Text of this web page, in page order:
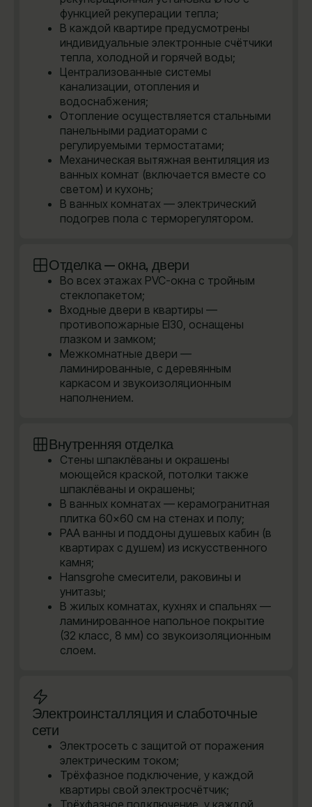
функцией рекуперации тепла;
В каждой квартире предусмотрены
индивидуальные электронные счётчики
тепла, холодной и горячей воды;
Централизованные системы
канализации, отопления и
водоснабжения;
Отопление осуществляется стальными
панельными радиаторами с
регулируемыми термостатами;
Механическая вытяжная вентиляция из
ванных комнат (включается вместе со
светом) и кухонь;
В ванных комнатах — электрический
подогрев пола с терморегулятором.
Отделка — окна, двери
Во всех этажах PVC-окна с тройным
стеклопакетом;
Входные двери в квартиры —
противопожарные EI30, оснащены
глазком и замком;
Межкомнатные двери —
ламинированные, с деревянным
каркасом и звукоизоляционным
наполнением.
Внутренняя отделка
Стены шпаклёваны и окрашены
моющейся краской, потолки также
шпаклёваны и окрашены;
В ванных комнатах — керамогранитная
плитка 60×60 см на стенах и полу;
PAA ванны и поддоны душевых кабин (в
квартирах с душем) из искусственного
камня;
Hansgrohe cмесители, раковины и
унитазы;
В жилых комнатах, кухнях и спальнях —
ламинированное напольное покрытие
(32 класс, 8 мм) со звукоизоляционным
слоем.
Электроинсталляция и слаботочные
сети
Электросеть с защитой от поражения
электрическим током;
Трёхфазное подключение, у каждой
квартиры свой электросчётчик;
Трёхфазное подключение, у каждой